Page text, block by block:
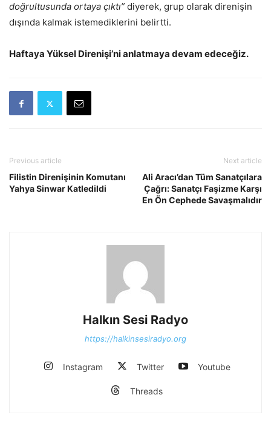
doğrultusunda ortaya çıktı” diyerek, grup olarak direnişin
dışında kalmak istemediklerini belirtti.
Haftaya Yüksel Direnişi’ni anlatmaya devam edeceğiz.
Previous article
Filistin Direnişinin Komutanı
Yahya Sinwar Katledildi
Next article
Ali Aracı’dan Tüm Sanatçılara
Çağrı: Sanatçı Faşizme Karşı
En Ön Cephede Savaşmalıdır
Halkın Sesi Radyo
https://halkinsesiradyo.org
Instagram Twitter Youtube
Threads